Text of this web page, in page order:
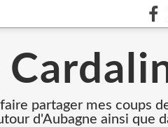
partager mes coups
d'Aubagne ainsi que